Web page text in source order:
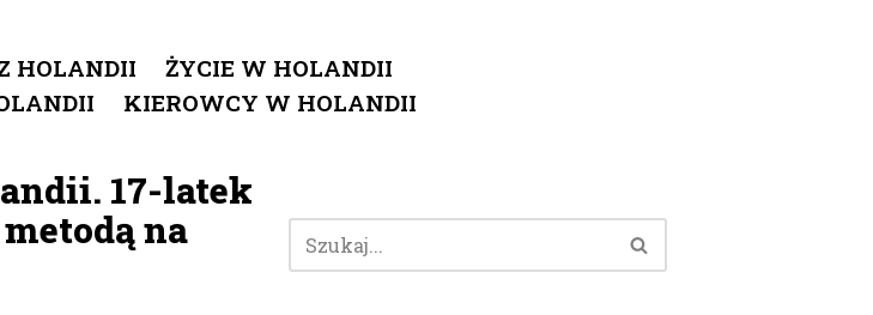
HOLANDII
ŻYCIE W HOLANDII
KIEROWCY W HOLANDII
17-latek
na